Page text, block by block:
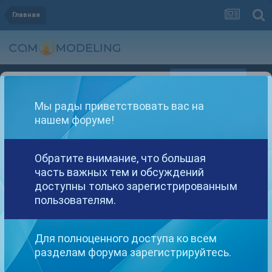
Главная
Уже зарегистрированы? Войти
Другие варианты поиска
Найдено: 1 результат
СОРТИРОВКА
Мы рады приветствовать вас на
нашем форуме!
Обратите внимание, что большая
часть важных тем и обсуждений
доступны только зарегистрированным
пользователям.
Для полноценного доступа ко всем
разделам форума зарегистрируйтесь.